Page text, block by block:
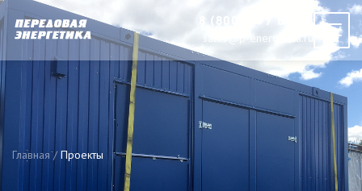
8 (800) 777 60 51
sales@p-energetica.ru
Главная Проекты